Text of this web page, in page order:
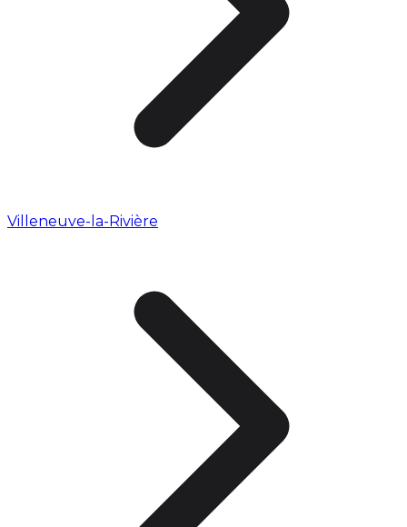
Villeneuve-la-Rivière